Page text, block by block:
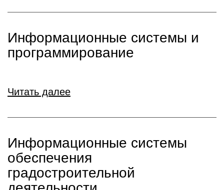
Информационные системы и
программирование
Читать далее
Информационные системы
обеспечения
градостроительной